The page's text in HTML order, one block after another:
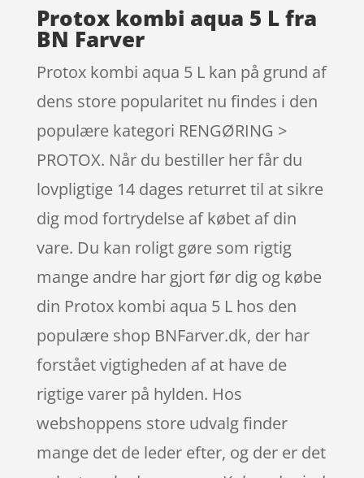
Protox kombi aqua 5 L fra
BN Farver
Protox kombi aqua 5 L kan på grund af
dens store popularitet nu findes i den
populære kategori RENGØRING >
PROTOX. Når du bestiller her får du
lovpligtige 14 dages returret til at sikre
dig mod fortrydelse af købet af din
vare. Du kan roligt gøre som rigtig
mange andre har gjort før dig og købe
din Protox kombi aqua 5 L hos den
populære shop BNFarver.dk, der har
forstået vigtigheden af at have de
rigtige varer på hylden. Hos
webshoppens store udvalg finder
mange det de leder efter, og der er det